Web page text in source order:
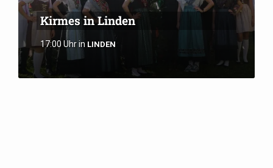
Kirmes in Linden
17:00 Uhrin LINDEN